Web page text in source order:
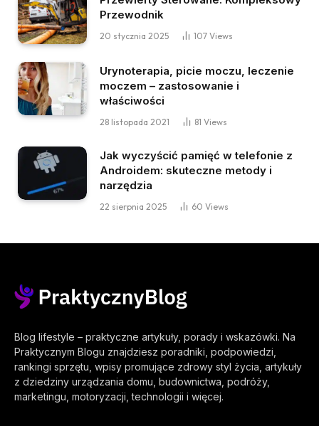
Przewodnik
20 stycznia 2025 107 Views
Urynoterapia, picie moczu, leczenie
moczem – zastosowanie i
właściwości
28 listopada 2021 81 Views
Jak wyczyścić pamięć w telefonie z
Androidem: skuteczne metody i
narzędzia
22 sierpnia 2025 60 Views
Blog lifestyle – praktyczne artykuły, porady i wskazówki. Na
Praktycznym Blogu znajdziesz poradniki, podpowiedzi,
rankingi sprzętu, wpisy promujące zdrowy styl życia, artykuły
z dziedziny urządzania domu, budownictwa, podróży,
marketingu, motoryzacji, technologii i więcej.